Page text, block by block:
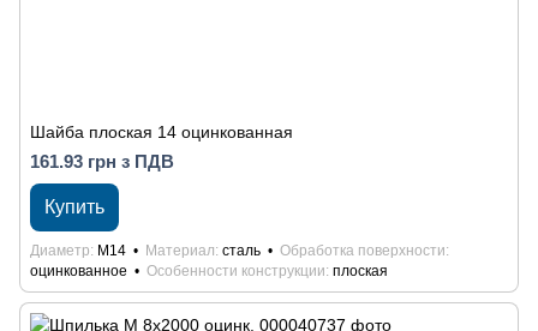
Шайба плоская 14 оцинкованная
161.93 грн з ПДВ
Купить
Диаметр М14 Материал сталь
Обработка поверхности
оцинкованное
Особенности конструкции плоская